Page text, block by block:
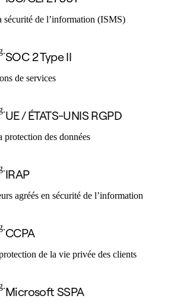
sécurité de l’information (ISMS)
SOC 2 Type II
de services
UE / ÉTATS-UNIS RGPD
protection des données
IRAP
agréés en sécurité de l’information
CCPA
de la vie privée des clients
Microsoft SSPA